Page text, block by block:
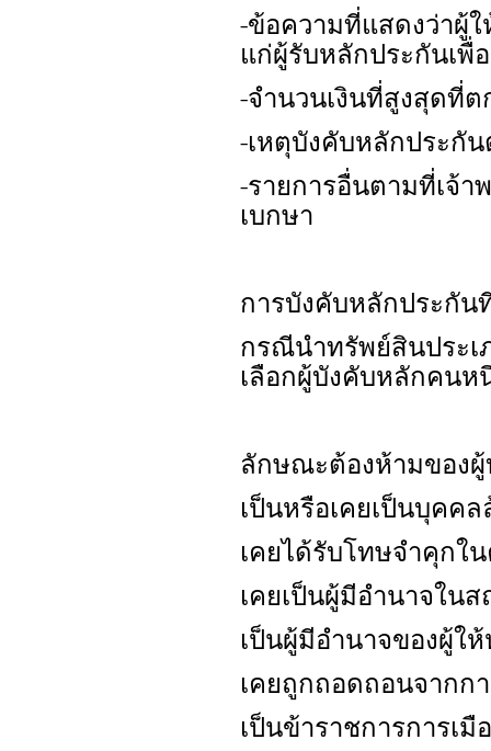
-ข้อความที่แสดงว่าผู้
แก่ผู้รับหลักประกันเพื่
-จำนวนเงินที่สูงสุดที่
-เหตุบังคับหลักประกั
-รายการอื่นตามที่เจ้
เบกษา
การบังคับหลักประกัน
กรณีนำทรัพย์สินประ
เลือกผู้บังคับหลักคนห
ลักษณะต้องห้ามของ
เป็นหรือเคยเป็นบุคค
เคยได้รับโทษจำคุกใ
เคยเป็นผู้มีอำนาจใน
เป็นผู้มีอำนาจของผู้ใ
เคยถูกถอดถอนจากก
เป็นข้าราชการการเมื